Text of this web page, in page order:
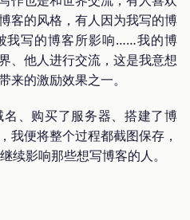
客的风格，有人因为我写的博
我写的博客所影响……我的博
、他人进行交流，这是我意想
来的激励效果之一。
、购买了服务器、搭建了博
我便将整个过程都截图保存，
续影响那些想写博客的人。